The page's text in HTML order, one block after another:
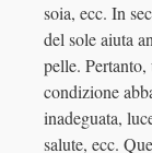
soia, ecc. In
del sole aiuta
pelle.
condizione
inadeguata,
salute, ecc.